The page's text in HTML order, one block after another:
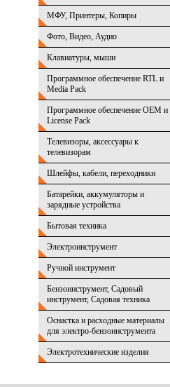
МФУ, Принтеры, Копиры
Фото, Видео, Аудио
Клавиатуры, мыши
Программное обеспечение RTL и
Media Pack
Программное обеспечение OEM и
License Pack
Телевизоры, аксессуары к
телевизорам
Шлейфы, кабели, переходники
Батарейки, аккумуляторы и
зарядные устройства
Бытовая техника
Электроинструмент
Ручной инструмент
Бензоинструмент, Садовый
инструмент, Садовая техника
Оснастка и расходные материалы
для электро-бензоинструмента
Электротехнические изделия